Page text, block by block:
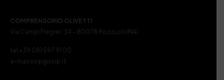
COMPRENSORIO OLIVETTI
Via Campi Flegrei, 34 – 80078 Pozzuoli (NA)
tel +39 081 597 91 00
e-mail ssip@ssip.it